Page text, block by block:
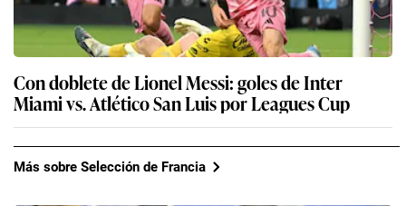
Con doblete de Lionel Messi: goles de Inter
Miami vs. Atlético San Luis por Leagues Cup
Más sobre Selección de Francia